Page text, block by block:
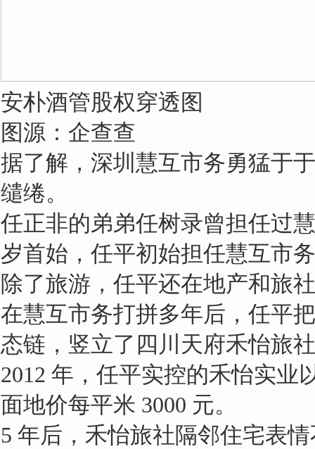
安朴酒管股权穿透图
图源：企查查
据了解，深圳慧互市务勇猛于
缱绻。
任正非的弟弟任树录曾担任过
岁首始，任平初始担任慧互市
除了旅游，任平还在地产和旅
在慧互市务打拼多年后，任平
态链，竖立了四川天府禾怡旅
2012 年，任平实控的禾怡实业
面地价每平米 3000 元。
5 年后，禾怡旅社隔邻住宅表